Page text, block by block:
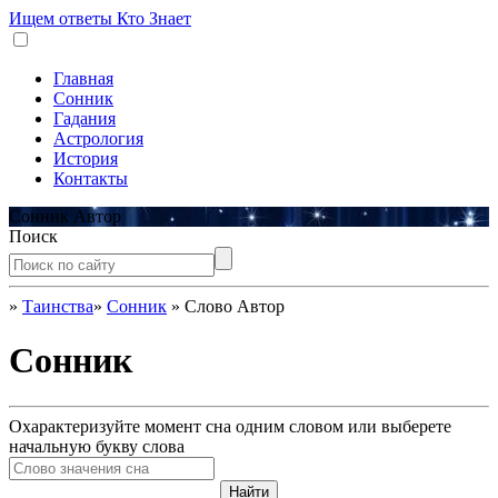
Ищем ответы Кто Знает
Главная
Сонник
Гадания
Астрология
История
Контакты
Сонник Автор
Поиск
» Таинства» Сонник » Слово Автор
Сонник
Охарактеризуйте момент сна одним словом или выберете
начальную букву слова